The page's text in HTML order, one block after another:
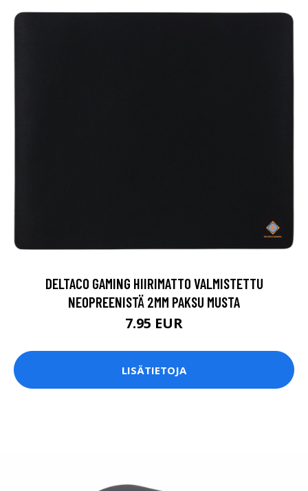
DELTACO GAMING HIIRIMATTO VALMISTETTU
NEOPREENISTÄ 2MM PAKSU MUSTA
7.95 EUR
LISÄTIETOJA